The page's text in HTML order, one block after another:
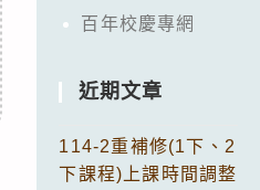
百年校慶專網
近期文章
114-2重補修(1下、2
下課程)上課時間調整